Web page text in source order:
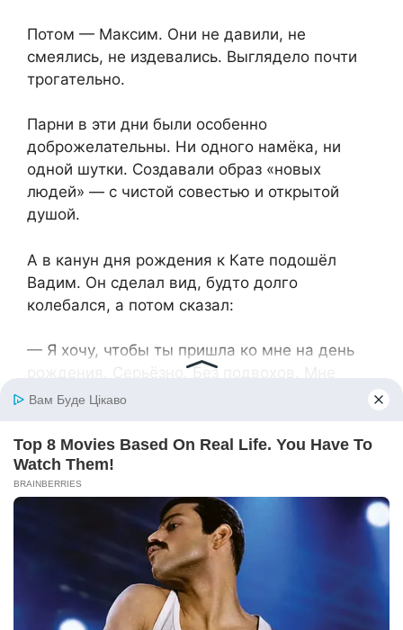
Потом — Максим. Они не давили, не
смеялись, не издевались. Выглядело почти
трогательно.
Парни в эти дни были особенно
доброжелательны. Ни одного намёка, ни
одной шутки. Создавали образ «новых
людей» — с чистой совестью и открытой
душой.
А в канун дня рождения к Кате подошёл
Вадим. Он сделал вид, будто долго
колебался, а потом сказал:
— Я хочу, чтобы ты пришла ко мне на день
рождения. Серьёзно. Без подвохов. Мне
будет приятно, если ты будешь там.
Катя смутилась, начала отнекиваться:
— Я даже не знаю… Неловко как-то…
Но тут подошли Рома и Стас:
— Ну ты чего? Это важный день. Не
отказывай. Он хочет, чтобы ты была.